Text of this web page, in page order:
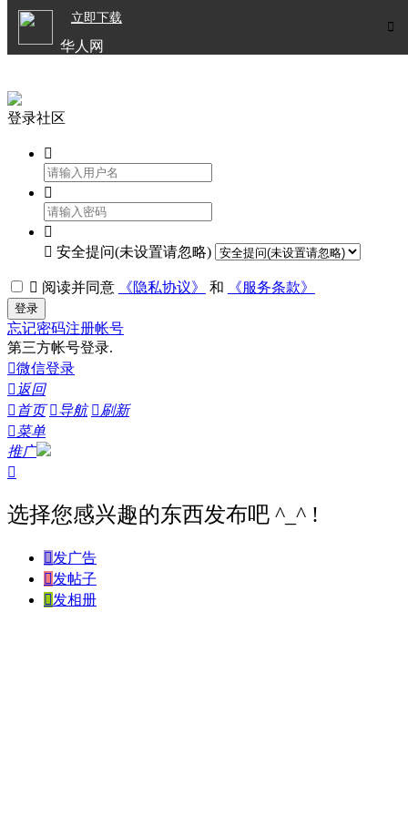

立即下载
华人网
登录社区



 安全提问(未设置请忽略)
 阅读并同意 《隐私协议》 和 《服务条款》
登录
忘记密码注册帐号
第三方帐号登录.
微信登录
 返回
 首页 导航 刷新
菜单
推广

选择您感兴趣的东西发布吧 ^_^ !
发广告
发帖子
发相册